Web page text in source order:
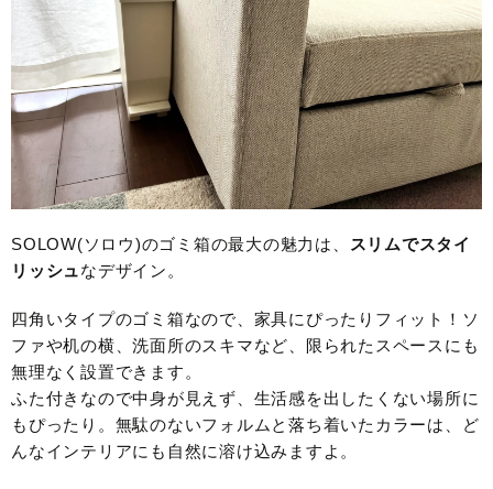
SOLOW(ソロウ)のゴミ箱の最大の魅力は、
スリムでスタイ
リッシュなデザイン。
四角いタイプのゴミ箱なので、家具にぴったりフィット！ソ
ファや机の横、洗面所のスキマなど、限られたスペースにも
無理なく設置できます。
ふた付きなので中身が見えず、生活感を出したくない場所に
もぴったり。無駄のないフォルムと落ち着いたカラーは、ど
んなインテリアにも自然に溶け込みますよ。